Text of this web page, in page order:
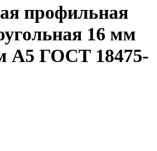
профильная
16 мм
А5 ГОСТ 18475-